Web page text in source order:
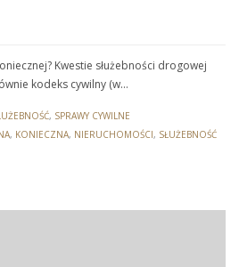
Kwestie służebności drogowej
kodeks cywilny (w…
, SPRAWY CYWILNE
, KONIECZNA, NIERUCHOMOŚCI, SŁUŻEBNOŚĆ